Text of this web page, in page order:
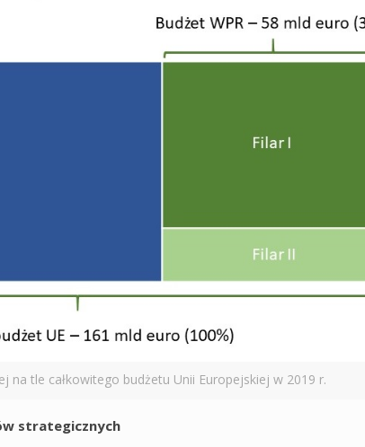
na tle całkowitego budżetu Unii Europejskiej w 2019 r.
strategicznych